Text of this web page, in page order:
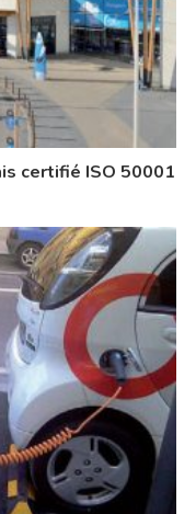
certifié ISO 50001